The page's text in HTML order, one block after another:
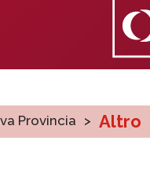
Provincia > Altro